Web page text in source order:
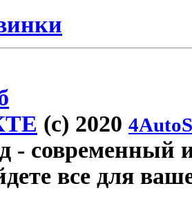
(c) 2020
- современный
все для